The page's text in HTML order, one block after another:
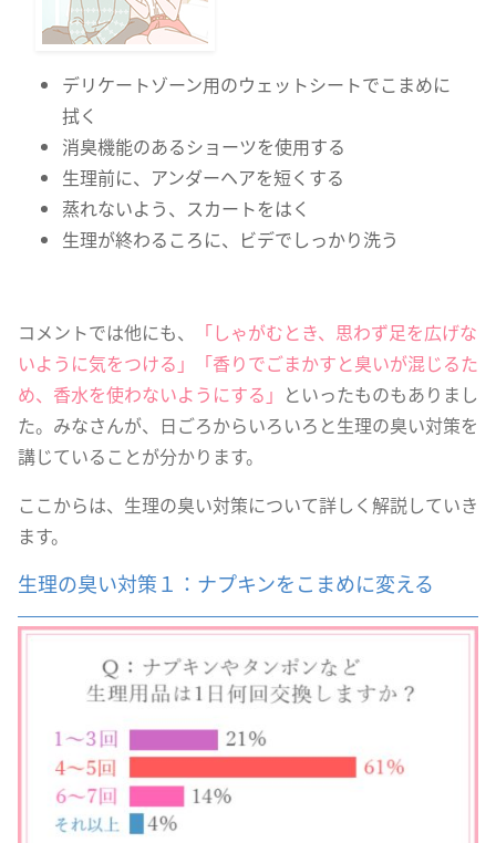
デリケートゾーン用のウェットシートでこまめに
拭く
消臭機能のあるショーツを使用する
生理前に、アンダーヘアを短くする
蒸れないよう、スカートをはく
生理が終わるころに、ビデでしっかり洗う
コメントでは他にも、
「しゃがむとき、思わず足を広げな
いように気をつける」「香りでごまかすと臭いが混じるた
め、香水を使わないようにする」 といったものもありまし
た。みなさんが、日ごろからいろいろと生理の臭い対策を
講じていることが分かります。
ここからは、生理の臭い対策について詳しく解説していき
ます。
生理の臭い対策１：ナプキンをこまめに変える